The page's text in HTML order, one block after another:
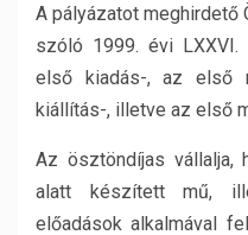
A pályázatot meghirdető
szóló 1999. évi LXXVI.
első kiadás-, az első
kiállítás-, illetve az első
Az ösztöndíjas vállalja,
alatt készített mű,
előadások alkalmával